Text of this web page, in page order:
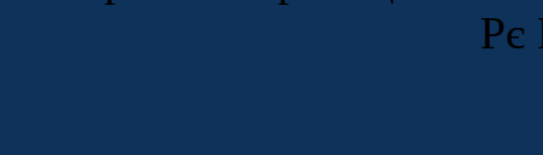
Рє